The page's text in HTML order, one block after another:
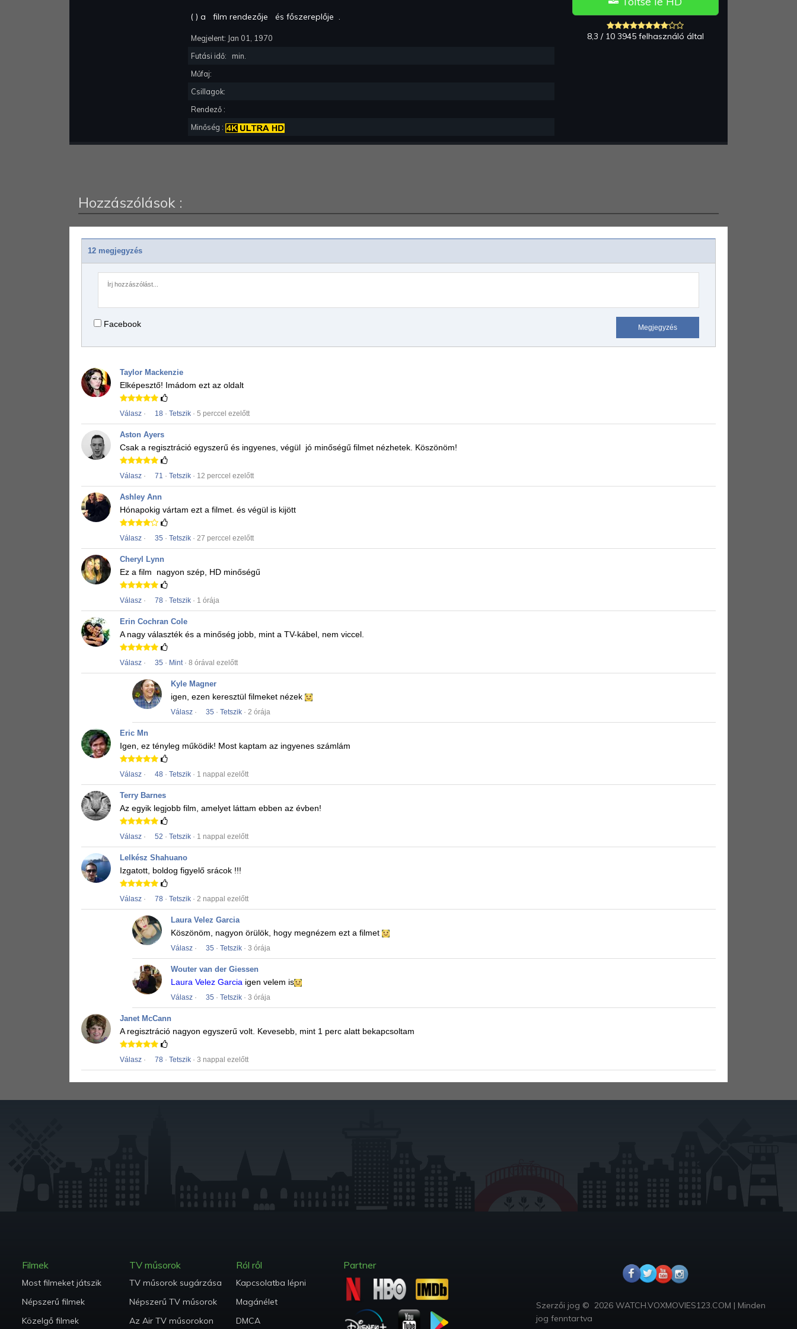
( ) a film rendezője és főszereplője .
Megjelent: Jan 01, 1970
Futási idő:
min.
Műfaj:
Csillagok:
Rendező :
Minőség :
8,3 / 10 3945 felhasználó által
Hozzászólások :
12 megjegyzés
Facebook Megjegyzés
Taylor Mackenzie
Elképesztő! Imádom ezt az oldalt
Válasz · 18 · Tetszik · 5 perccel ezelőtt
Aston Ayers
Csak a regisztráció egyszerű és ingyenes, végül jó minőségű filmet nézhetek. Köszönöm!
Válasz · 71 · Tetszik · 12 perccel ezelőtt
Ashley Ann
Hónapokig vártam ezt a filmet. és végül is kijött
Válasz · 35 · Tetszik · 27 perccel ezelőtt
Cheryl Lynn
Ez a film nagyon szép, HD minőségű
Válasz · 78 · Tetszik · 1 órája
Erin Cochran Cole
A nagy választék és a minőség jobb, mint a TV-kábel, nem viccel.
Válasz · 35 · Mint· 8 órával ezelőtt
Kyle Magner
igen, ezen keresztül filmeket nézek
Válasz · 35 · Tetszik · 2 órája
Eric Mn
Igen, ez tényleg működik! Most kaptam az ingyenes számlám
Válasz · 48 · Tetszik · 1 nappal ezelőtt
Terry Barnes
Az egyik legjobb film, amelyet láttam ebben az évben!
Válasz · 52 · Tetszik · 1 nappal ezelőtt
Lelkész Shahuano
Izgatott, boldog figyelő srácok !!!
Válasz · 78 · Tetszik · 2 nappal ezelőtt
Laura Velez Garcia
Köszönöm, nagyon örülök, hogy megnézem ezt a filmet
Válasz · 35 · Tetszik · 3 órája
Wouter van der Giessen
Laura Velez Garcia igen velem is
Válasz · 35 · Tetszik · 3 órája
Janet McCann
A regisztráció nagyon egyszerű volt. Kevesebb, mint 1 perc alatt bekapcsoltam
Válasz · 78 · Tetszik · 3 nappal ezelőtt
Filmek
Most filmeket játszik
Népszerű filmek
Közelgő filmek
TV műsorok
TV műsorok sugárzása
Népszerű TV műsorok
Az Air TV műsorokon
Ról ről
Kapcsolatba lépni
Magánélet
DMCA
Partner
Szerzői jog © 2026 WATCH.VOXMOVIES123.COM | Minden
jog fenntartva